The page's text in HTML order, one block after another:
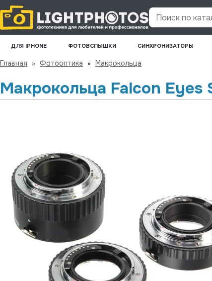
Поиск по
ДЛЯ IPHONE ФОТОВСПЫШКИ СИНХРОНИЗАТОРЫ
Главная » Фотооптика » Макрокольца
Макрокольца Falcon